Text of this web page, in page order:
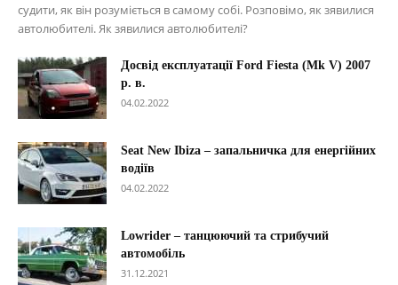
судити, як він розуміється в самому собі. Розповімо, як зявилися
автолюбителі. Як зявилися автолюбителі?
Досвід експлуатації Ford Fiesta (Mk V) 2007
р. в.
04.02.2022
Seat New Ibiza – запальничка для енергійних
водіїв
04.02.2022
Lowrider – танцюючий та стрибучий
автомобіль
31.12.2021